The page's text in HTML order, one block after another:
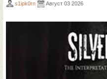
s1ipk0rn Август 03 2026